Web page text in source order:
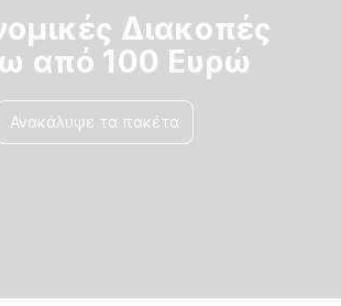
Διακοπές
από 100 Ευρώ
Ανακάλυψε τα πακέτα